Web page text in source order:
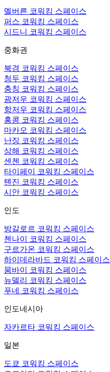
멜버른 코워킹 스페이스
퍼스 코워킹 스페이스
시드니 코워킹 스페이스
중화권
북경 코워킹 스페이스
청두 코워킹 스페이스
충칭 코워킹 스페이스
광저우 코워킹 스페이스
항저우 코워킹 스페이스
홍콩 코워킹 스페이스
마카오 코워킹 스페이스
난징 코워킹 스페이스
상해 코워킹 스페이스
센젠 코워킹 스페이스
타이페이 코워킹 스페이스
톈진 코워킹 스페이스
시안 코워킹 스페이스
인도
방갈로르 코워킹 스페이스
첸나이 코워킹 스페이스
구르가온 코워킹 스페이스
하이데라바드 코워킹 스페이스
뭄바이 코워킹 스페이스
뉴델리 코워킹 스페이스
푸네 코워킹 스페이스
인도네시아
자카르타 코워킹 스페이스
일본
도쿄 코워킹 스페이스